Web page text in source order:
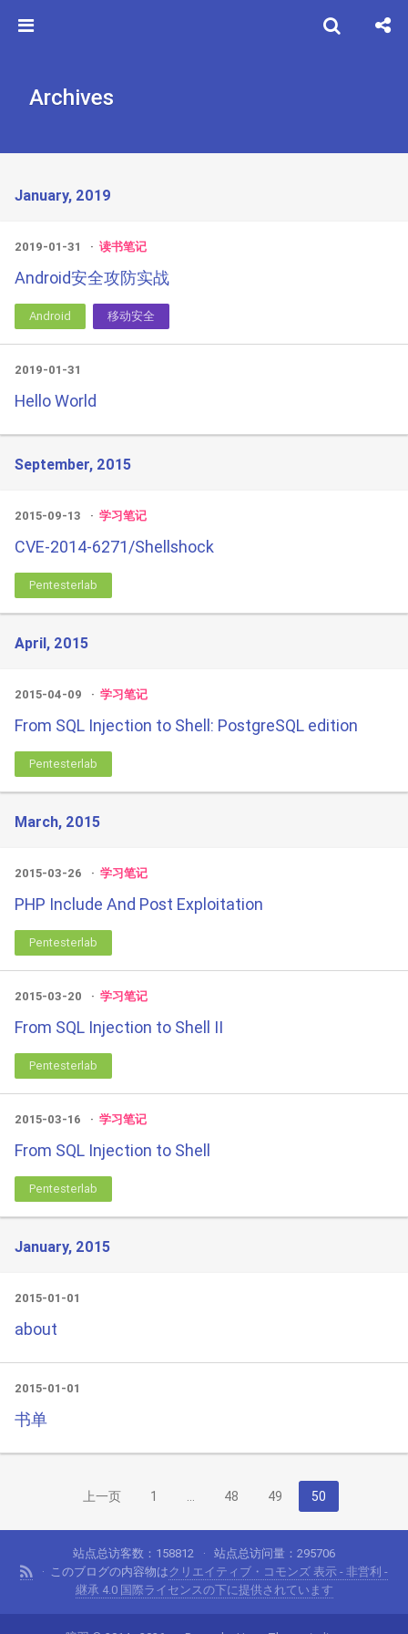
Archives
January, 2019
2019-01-31 读书笔记
Android安全攻防实战
Android 移动安全
2019-01-31
Hello World
September, 2015
2015-09-13 学习笔记
CVE-2014-6271/Shellshock
Pentesterlab
April, 2015
2015-04-09 学习笔记
From SQL Injection to Shell: PostgreSQL edition
Pentesterlab
March, 2015
2015-03-26 学习笔记
PHP Include And Post Exploitation
Pentesterlab
2015-03-20 学习笔记
From SQL Injection to Shell II
Pentesterlab
2015-03-16 学习笔记
From SQL Injection to Shell
Pentesterlab
January, 2015
2015-01-01
about
2015-01-01
书单
上一页 1 … 48 49 50
站点总访客数： 158812 站点总访问量： 295706
このブログの内容物はクリエイティブ・コモンズ 表示 - 非営利 -
継承 4.0 国際ライセンスの下に提供されています